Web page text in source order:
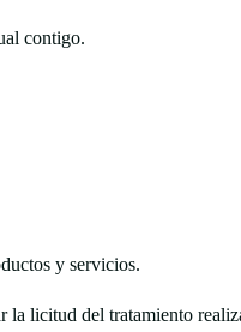
contigo.
y servicios.
la licitud del tratamiento